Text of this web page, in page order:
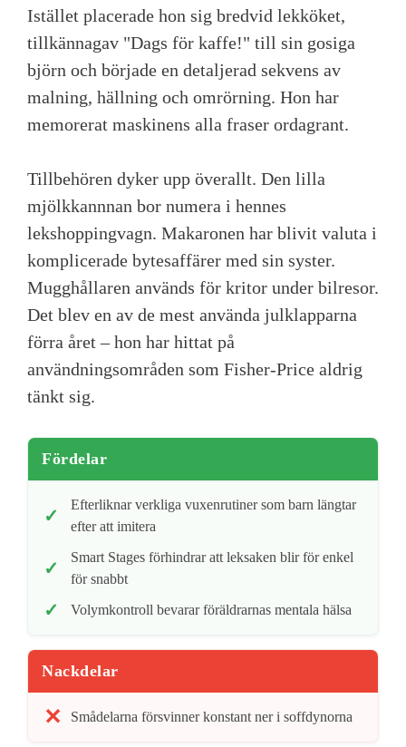
Istället placerade hon sig bredvid lekköket,
tillkännagav "Dags för kaffe!" till sin gosiga
björn och började en detaljerad sekvens av
malning, hällning och omrörning. Hon har
memorerat maskinens alla fraser ordagrant.
Tillbehören dyker upp överallt. Den lilla
mjölkkannnan bor numera i hennes
lekshoppingvagn. Makaronen har blivit valuta i
komplicerade bytesaffärer med sin syster.
Mugghållaren används för kritor under bilresor.
Det blev en av de mest använda julklapparna
förra året – hon har hittat på
användningsområden som Fisher-Price aldrig
tänkt sig.
Fördelar
Efterliknar verkliga vuxenrutiner som barn längtar
efter att imitera
Smart Stages förhindrar att leksaken blir för enkel
för snabbt
Volymkontroll bevarar föräldrarnas mentala hälsa
Nackdelar
Smådelarna försvinner konstant ner i soffdynorna